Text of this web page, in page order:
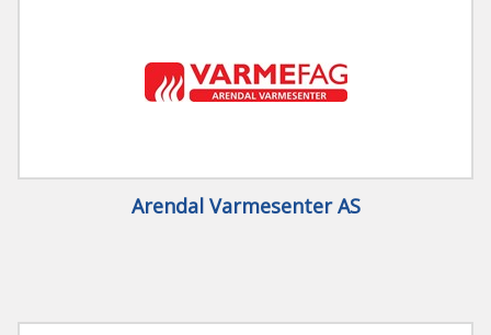
Arendal Varmesenter AS